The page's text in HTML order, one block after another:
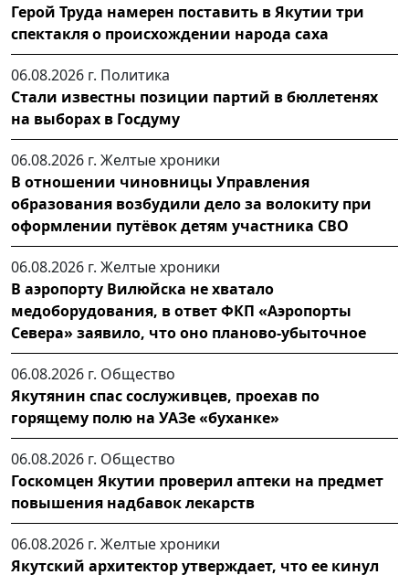
Герой Труда намерен поставить в Якутии три
спектакля о происхождении народа саха
06.08.2026 г. Политика
Стали известны позиции партий в бюллетенях
на выборах в Госдуму
06.08.2026 г. Желтые хроники
В отношении чиновницы Управления
образования возбудили дело за волокиту при
оформлении путёвок детям участника СВО
06.08.2026 г. Желтые хроники
В аэропорту Вилюйска не хватало
медоборудования, в ответ ФКП «Аэропорты
Севера» заявило, что оно планово-убыточное
06.08.2026 г. Общество
Якутянин спас сослуживцев, проехав по
горящему полю на УАЗе «буханке»
06.08.2026 г. Общество
Госкомцен Якутии проверил аптеки на предмет
повышения надбавок лекарств
06.08.2026 г. Желтые хроники
Якутский архитектор утверждает, что ее кинул